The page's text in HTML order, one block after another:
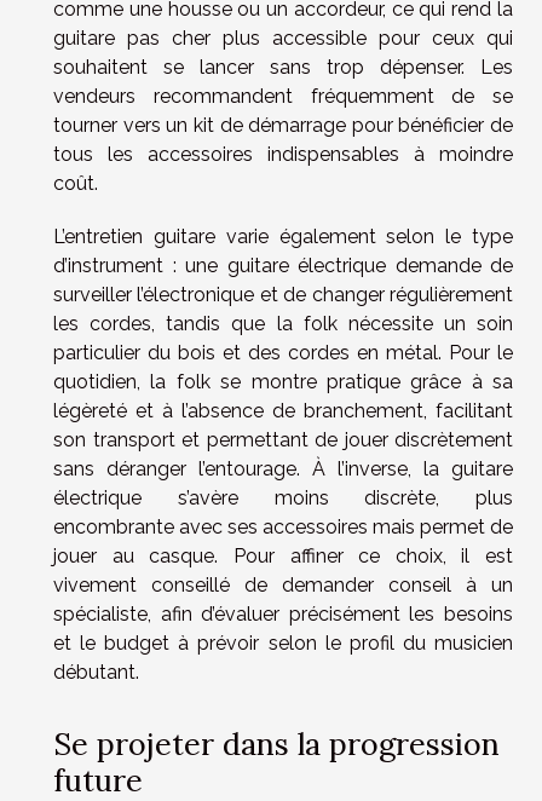
comme une housse ou un accordeur, ce qui rend la
guitare pas cher plus accessible pour ceux qui
souhaitent se lancer sans trop dépenser. Les
vendeurs recommandent fréquemment de se
tourner vers un kit de démarrage pour bénéficier de
tous les accessoires indispensables à moindre
coût.
L’entretien guitare varie également selon le type
d’instrument : une guitare électrique demande de
surveiller l’électronique et de changer régulièrement
les cordes, tandis que la folk nécessite un soin
particulier du bois et des cordes en métal. Pour le
quotidien, la folk se montre pratique grâce à sa
légèreté et à l’absence de branchement, facilitant
son transport et permettant de jouer discrètement
sans déranger l’entourage. À l’inverse, la guitare
électrique s’avère moins discrète, plus
encombrante avec ses accessoires mais permet de
jouer au casque. Pour affiner ce choix, il est
vivement conseillé de demander conseil à un
spécialiste, afin d’évaluer précisément les besoins
et le budget à prévoir selon le profil du musicien
débutant.
Se projeter dans la progression
future